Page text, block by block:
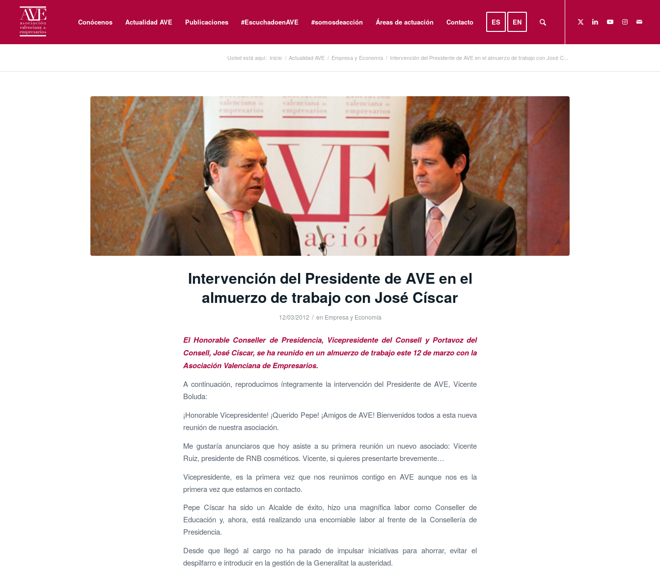
Conócenos Actualidad AVE Publicaciones #EscuchadoenAVE #somosdeacción Áreas de actuación Contacto ES EN
Usted está aquí: Inicio / Actualidad AVE / Empresa y Economía / Intervención del Presidente de AVE en el almuerzo de trabajo con José C...
Intervención del Presidente de AVE en el
almuerzo de trabajo con José Císcar
12/03/2012 / en Empresa y Economía
El Honorable Conseller de Presidencia, Vicepresidente del Consell y Portavoz del
Consell, José Císcar, se ha reunido en un almuerzo de trabajo este 12 de marzo con la
Asociación Valenciana de Empresarios.
A continuación, reproducimos íntegramente la intervención del Presidente de AVE, Vicente
Boluda:
¡Honorable Vicepresidente! ¡Querido Pepe! ¡Amigos de AVE! Bienvenidos todos a esta nueva
reunión de nuestra asociación.
Me gustaría anunciaros que hoy asiste a su primera reunión un nuevo asociado: Vicente
Ruiz, presidente de RNB cosméticos. Vicente, si quieres presentarte brevemente…
Vicepresidente, es la primera vez que nos reunimos contigo en AVE aunque nos es la
primera vez que estamos en contacto.
Pepe Císcar ha sido un Alcalde de éxito, hizo una magnífica labor como Conseller de
Educación y, ahora, está realizando una encomiable labor al frente de la Consellería de
Presidencia.
Desde que llegó al cargo no ha parado de impulsar iniciativas para ahorrar, evitar el
despilfarro e introducir en la gestión de la Generalitat la austeridad.